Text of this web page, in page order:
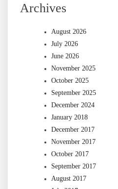
Archives
August 2026
July 2026
June 2026
November 2025
October 2025
September 2025
December 2024
January 2018
December 2017
November 2017
October 2017
September 2017
August 2017